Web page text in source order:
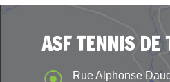
ASF TENNIS DE
Rue Alphonse